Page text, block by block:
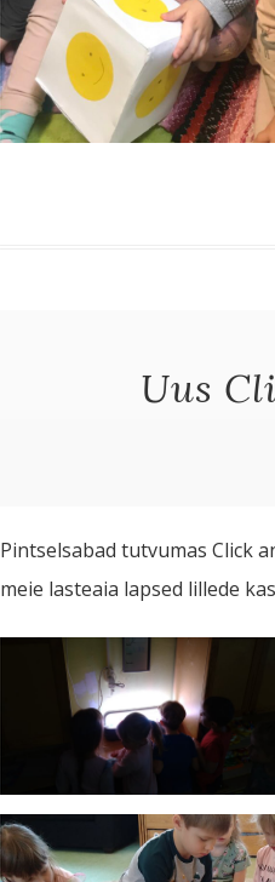
Uus
Pintselsabad tutvumas Click
meie lasteaia lapsed lillede